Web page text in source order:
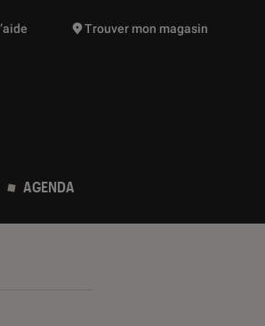
produits vont vous être proposées
Trouver mon magasin
AGENDA